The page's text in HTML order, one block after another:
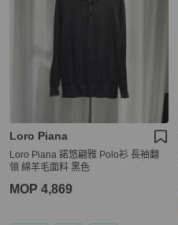
Loro Piana
Loro Piana 諾悠翩雅 Polo衫 長袖翻
領 綿羊毛面料 黑色
MOP 4,869